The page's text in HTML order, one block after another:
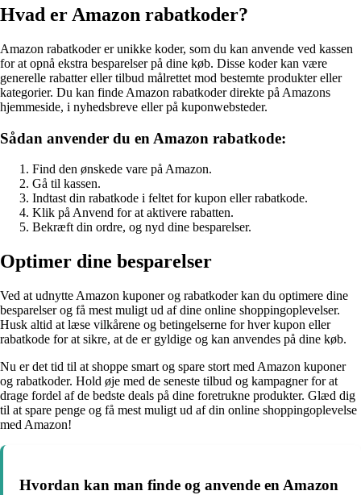
Hvad er Amazon rabatkoder?
Amazon rabatkoder er unikke koder, som du kan anvende ved kassen
for at opnå ekstra besparelser på dine køb. Disse koder kan være
generelle rabatter eller tilbud målrettet mod bestemte produkter eller
kategorier. Du kan finde Amazon rabatkoder direkte på Amazons
hjemmeside, i nyhedsbreve eller på kuponwebsteder.
Sådan anvender du en Amazon rabatkode:
Find den ønskede vare på Amazon.
Gå til kassen.
Indtast din rabatkode i feltet for kupon eller rabatkode.
Klik på Anvend for at aktivere rabatten.
Bekræft din ordre, og nyd dine besparelser.
Optimer dine besparelser
Ved at udnytte Amazon kuponer og rabatkoder kan du optimere dine
besparelser og få mest muligt ud af dine online shoppingoplevelser.
Husk altid at læse vilkårene og betingelserne for hver kupon eller
rabatkode for at sikre, at de er gyldige og kan anvendes på dine køb.
Nu er det tid til at shoppe smart og spare stort med Amazon kuponer
og rabatkoder. Hold øje med de seneste tilbud og kampagner for at
drage fordel af de bedste deals på dine foretrukne produkter. Glæd dig
til at spare penge og få mest muligt ud af din online shoppingoplevelse
med Amazon!
Hvordan kan man finde og anvende en Amazon